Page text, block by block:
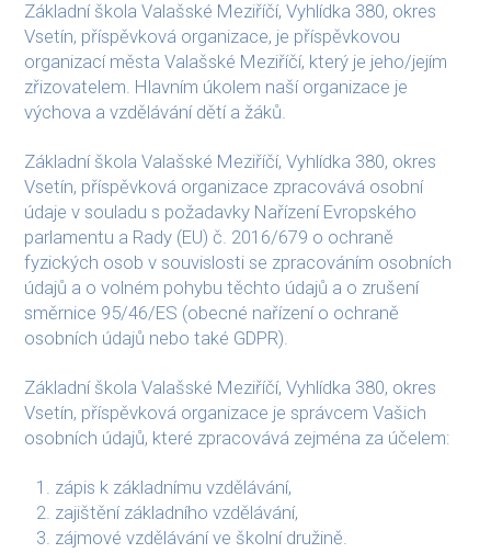
Základní škola Valašské Meziříčí, Vyhlídka 380, okres
Vsetín, příspěvková organizace, je příspěvkovou
organizací města Valašské Meziříčí, který je jeho/jejím
zřizovatelem. Hlavním úkolem naší organizace je
výchova a vzdělávání dětí a žáků.
Základní škola Valašské Meziříčí, Vyhlídka 380, okres
Vsetín, příspěvková organizace zpracovává osobní
údaje v souladu s požadavky Nařízení Evropského
parlamentu a Rady (EU) č. 2016/679 o ochraně
fyzických osob v souvislosti se zpracováním osobních
údajů a o volném pohybu těchto údajů a o zrušení
směrnice 95/46/ES (obecné nařízení o ochraně
osobních údajů nebo také GDPR).
Základní škola Valašské Meziříčí, Vyhlídka 380, okres
Vsetín, příspěvková organizace je správcem Vašich
osobních údajů, které zpracovává zejména za účelem:
zápis k základnímu vzdělávání,
zajištění základního vzdělávání,
zájmové vzdělávání ve školní družině.